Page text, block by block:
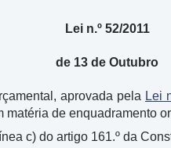
Lei n.º 52/2011
de 13 de Outubro
aprovada pela Lei
de enquadramento
c) do artigo 161.º da